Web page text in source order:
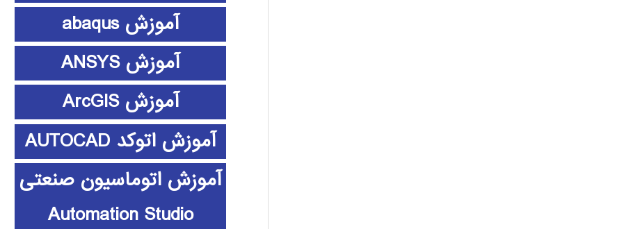
آموزش abaqus
آموزش ANSYS
آموزش ArcGIS
آموزش اتوکد AUTOCAD
آموزش اتوماسیون صنعتی
Automation Studio